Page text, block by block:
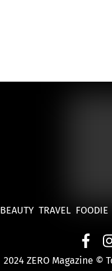
BEAUTY TRAVEL FOODIE
2024 ZERO Magazine ©